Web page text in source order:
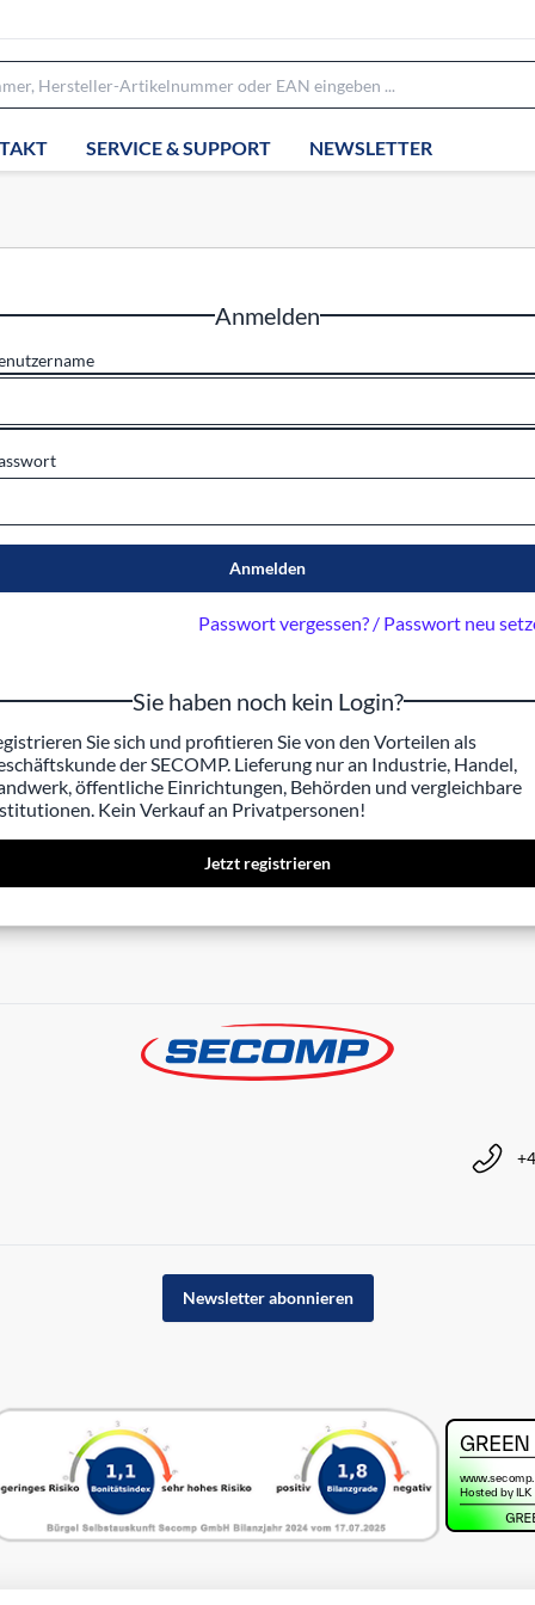
SERVICE & SUPPORT NEWSLETTER
Anmelden
Anmelden
Passwort vergessen? / Passwort neu
Sie haben noch kein Login?
Sie sich und profitieren Sie von den Vorteilen als
der SECOMP. Lieferung nur an Industrie, Handel,
öffentliche Einrichtungen, Behörden und vergleichbare
Kein Verkauf an Privatpersonen!
Jetzt registrieren
Newsletter abonnieren